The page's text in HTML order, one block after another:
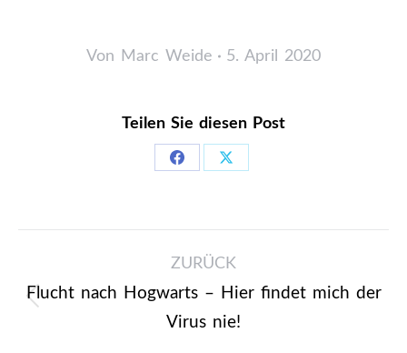
Von Marc Weide 5. April 2020
Teilen Sie diesen Post
Share
Share
Kommentarnavigation
ZURÜCK
Flucht nach Hogwarts – Hier findet mich der
Virus nie!